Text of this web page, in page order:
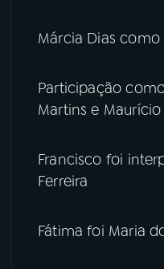
Márcia Dias como
Participação
Martins e Maurício
Francisco foi
Ferreira
Fátima foi Maria